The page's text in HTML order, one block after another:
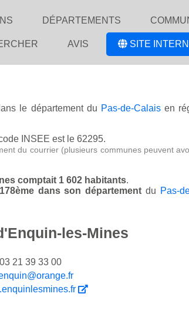
DÉPARTEMENTS
AVIS SITE
le département du Pas-de-Calaisen
INSEE est le 62295.
du courrier (plusieurs communes peuvent
comptait 1 602 habitants.
dans son département du Pas-
les-Mines
03 21 39 33 00